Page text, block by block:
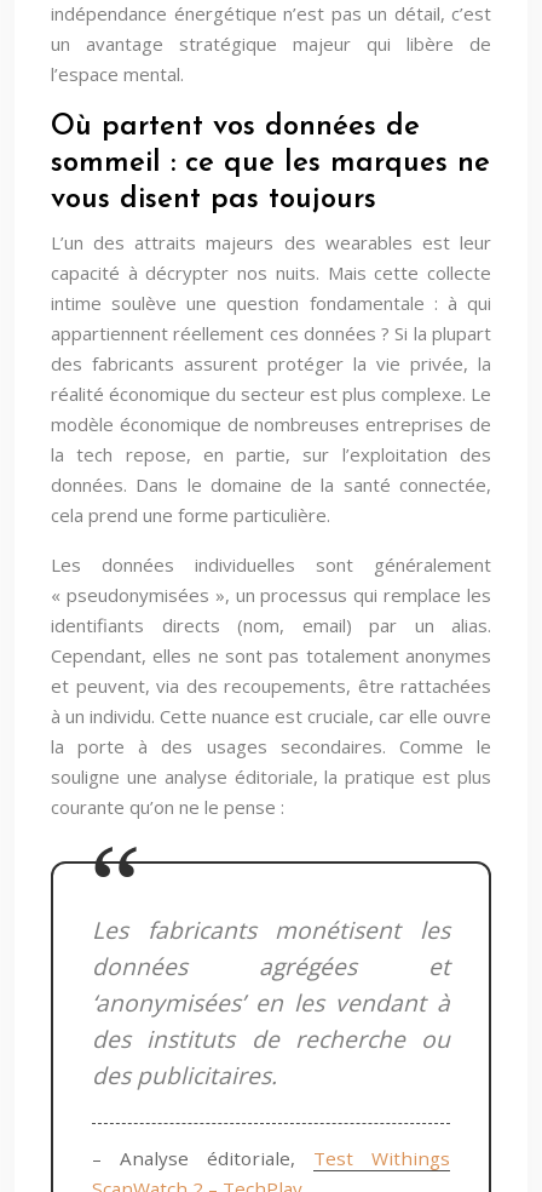
indépendance énergétique n’est pas un détail, c’est
un avantage stratégique majeur qui libère de
l’espace mental.
Où partent vos données de
sommeil : ce que les marques ne
vous disent pas toujours
L’un des attraits majeurs des wearables est leur
capacité à décrypter nos nuits. Mais cette collecte
intime soulève une question fondamentale : à qui
appartiennent réellement ces données ? Si la plupart
des fabricants assurent protéger la vie privée, la
réalité économique du secteur est plus complexe. Le
modèle économique de nombreuses entreprises de
la tech repose, en partie, sur l’exploitation des
données. Dans le domaine de la santé connectée,
cela prend une forme particulière.
Les données individuelles sont généralement
« pseudonymisées », un processus qui remplace les
identifiants directs (nom, email) par un alias.
Cependant, elles ne sont pas totalement anonymes
et peuvent, via des recoupements, être rattachées
à un individu. Cette nuance est cruciale, car elle ouvre
la porte à des usages secondaires. Comme le
souligne une analyse éditoriale, la pratique est plus
courante qu’on ne le pense :
Les fabricants monétisent les
données agrégées et
‘anonymisées’ en les vendant à
des instituts de recherche ou
des publicitaires.
– Analyse éditoriale, Test Withings